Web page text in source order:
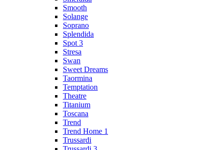
Smooth
Solange
Soprano
Splendida
Spot 3
Stresa
Swan
Sweet Dreams
Taormina
Temptation
Theatre
Titanium
Toscana
Trend
Trend Home 1
Trussardi